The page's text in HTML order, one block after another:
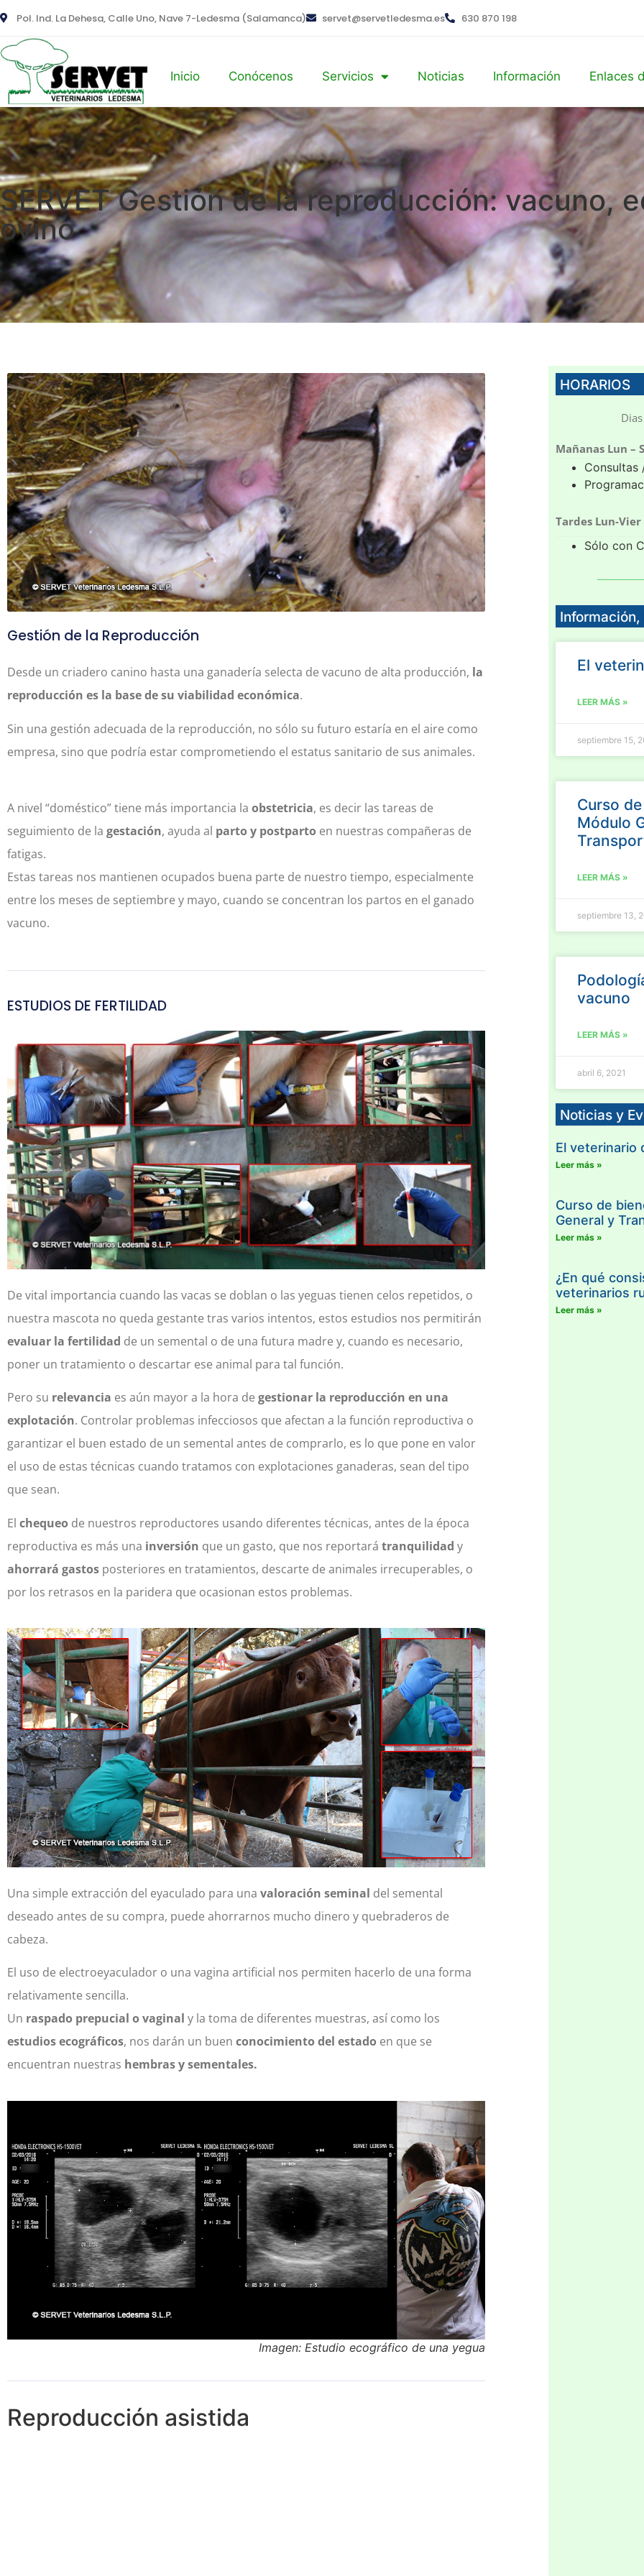
Pol. Ind. La Dehesa, Calle Uno, Nave 7-Ledesma (Salamanca) servet@servetledesma.es 630 870 198
Inicio Conócenos Servicios Noticias Información Enlaces
SERVET Gestión de la reproducción: vacuno,
ovino
Gestión de la Reproducción
Desde un criadero canino hasta una ganadería selecta de vacuno de alta producción, la
reproducción es la base de su viabilidad económica.
Sin una gestión adecuada de la reproducción, no sólo su futuro estaría en el aire como
empresa, sino que podría estar comprometiendo el estatus sanitario de sus animales.
A nivel “doméstico” tiene más importancia la obstetricia, es decir las tareas de
seguimiento de la gestación, ayuda al parto y postparto en nuestras compañeras de
fatigas.
Estas tareas nos mantienen ocupados buena parte de nuestro tiempo, especialmente
entre los meses de septiembre y mayo, cuando se concentran los partos en el ganado
vacuno.
ESTUDIOS DE FERTILIDAD
De vital importancia cuando las vacas se doblan o las yeguas tienen celos repetidos, o
nuestra mascota no queda gestante tras varios intentos, estos estudios nos permitirán
evaluar la fertilidad de un semental o de una futura madre y, cuando es necesario,
poner un tratamiento o descartar ese animal para tal función.
Pero su relevancia es aún mayor a la hora de gestionar la reproducción en una
explotación. Controlar problemas infecciosos que afectan a la función reproductiva o
garantizar el buen estado de un semental antes de comprarlo, es lo que pone en valor
el uso de estas técnicas cuando tratamos con explotaciones ganaderas, sean del tipo
que sean.
El chequeo de nuestros reproductores usando diferentes técnicas, antes de la época
reproductiva es más una inversión que un gasto, que nos reportará tranquilidad y
ahorrará gastos posteriores en tratamientos, descarte de animales irrecuperables, o
por los retrasos en la paridera que ocasionan estos problemas.
Una simple extracción del eyaculado para una valoración seminal del semental
deseado antes de su compra, puede ahorrarnos mucho dinero y quebraderos de
cabeza.
El uso de electroeyaculador o una vagina artificial nos permiten hacerlo de una forma
relativamente sencilla.
Un raspado prepucial o vaginal y la toma de diferentes muestras, así como los
estudios ecográficos, nos darán un buen conocimiento del estado en que se
encuentran nuestras hembras y sementales.
Imagen: Estudio ecográfico de una yegua
Reproducción asistida
HORARIOS
Dias
Mañanas Lun –
Consultas
Tardes Lun-Vier
Sólo con
El
LEER MÁS »
septiembre 15,
Curso
Módulo
LEER MÁS »
septiembre 13,
vacuno
LEER MÁS »
abril 6, 2021
Noticias y
El veterinario
Leer más »
Curso de
General y
Leer más »
¿En qué
veterinarios
Leer más »